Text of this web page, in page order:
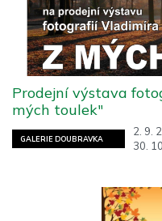
GALERIE DOUBRAVKA
2. 9.
30.
Prodejní výstava
mých toulek"